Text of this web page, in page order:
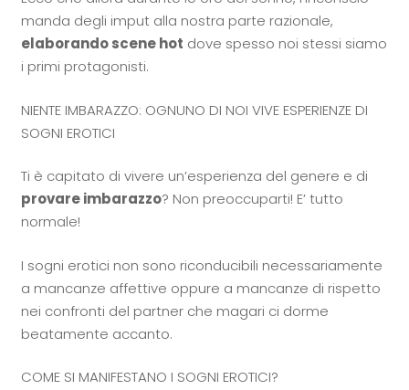
manda degli imput alla nostra parte razionale,
elaborando scene hot dove spesso noi stessi siamo
i primi protagonisti.
NIENTE IMBARAZZO: OGNUNO DI NOI VIVE ESPERIENZE DI
SOGNI EROTICI
Ti è capitato di vivere un’esperienza del genere e di
provare imbarazzo? Non preoccuparti! E’ tutto
normale!
I sogni erotici non sono riconducibili necessariamente
a mancanze affettive oppure a mancanze di rispetto
nei confronti del partner che magari ci dorme
beatamente accanto.
COME SI MANIFESTANO I SOGNI EROTICI?